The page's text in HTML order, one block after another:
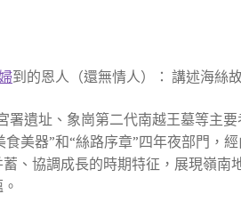
到的恩人（還無情人）： 講述海絲
署遺址、象崗第二代南越王墓等主
美器”和“絲路序章”四年夜部門，
、協調成長的時期特征，展現嶺